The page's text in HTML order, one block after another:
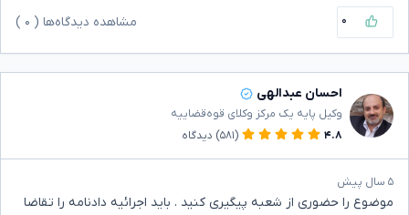
۰ مشاهده دیدگاه‌ها ( ۰
احسان عبدالهی
وکیل پایه یک مرکز وکلای قوه‌قضاییه
۴.۸
(۵۸۱) دیدگاه
۵ سال پیش
موضوع را حضوری از شعبه پیگیری کنید . باید اجرائیه دادنامه را تقاضا